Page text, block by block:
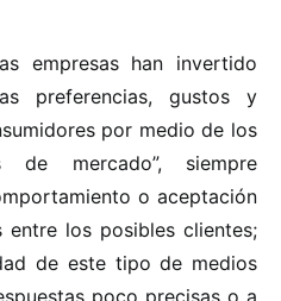
empresas han invertido
preferencias, gustos y
por medio de los
de mercado”, siempre
o aceptación
los posibles clientes;
de este tipo de medios
poco precisas o a